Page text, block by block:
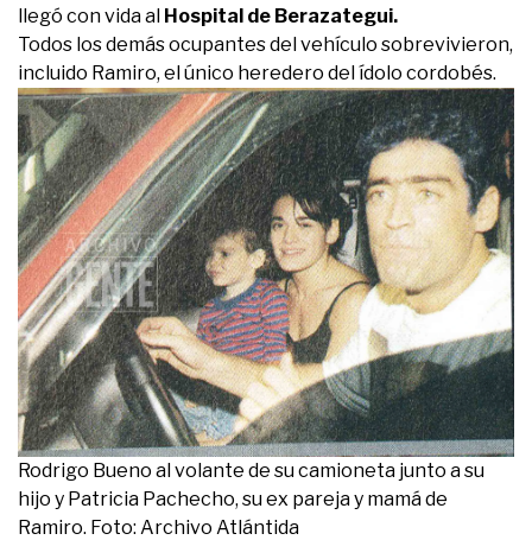
llegó con vida al Hospital de Berazategui.
Todos los demás ocupantes del vehículo sobrevivieron,
incluido Ramiro, el único heredero del ídolo cordobés.
Rodrigo Bueno al volante de su camioneta junto a su
hijo y Patricia Pachecho, su ex pareja y mamá de
Ramiro. Foto: Archivo Atlántida